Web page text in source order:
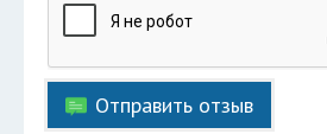
Отправить отзыв